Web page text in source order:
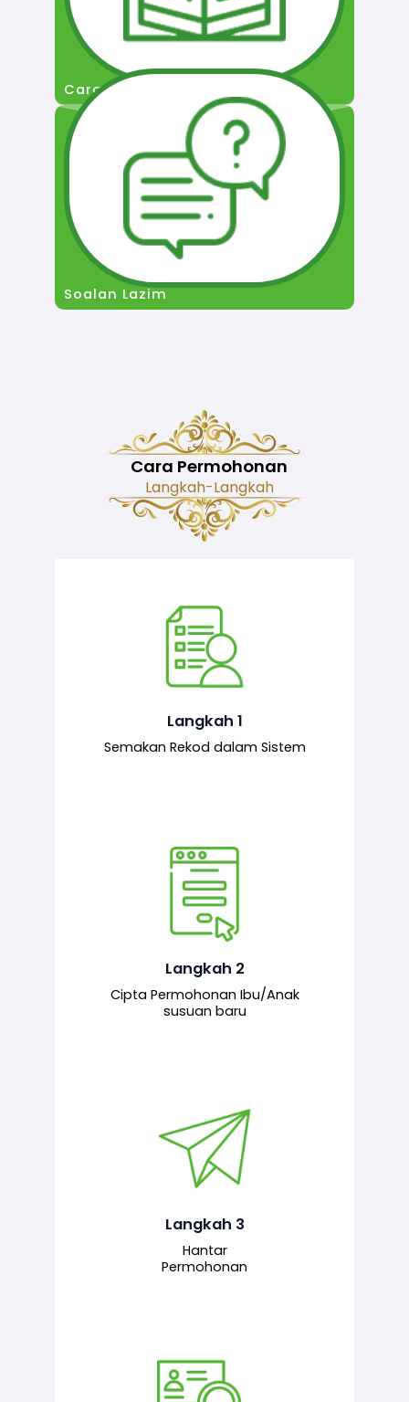
Cara Permohonan
Soalan Lazim
Cara Permohonan
Langkah-Langkah
Langkah 1
Semakan Rekod dalam Sistem
Semakan ke atas sejarah permohonan
yang pernah dibuat oleh pemohon,
Langkah 2
Cipta Permohonan Ibu/Anak
susuan baru
Pemohon mengisi borang
permohonan bagi pendaftaran
baharu melalui sistem.
Langkah 3
Hantar
Permohonan
Permohonan yang lengkap dihantar
untuk proses semakan dan
bertanggungjawab.